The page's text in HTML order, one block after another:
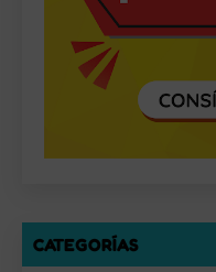
CATEGORÍAS